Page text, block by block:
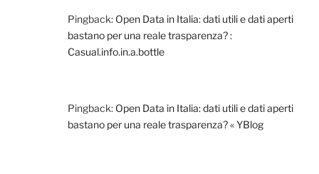
Pingback: Open Data in Italia: dati utili e dati aperti
bastano per una reale trasparenza? :
Casual.info.in.a.bottle
Pingback: Open Data in Italia: dati utili e dati aperti
bastano per una reale trasparenza? « YBlog